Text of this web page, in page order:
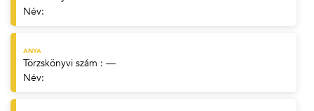
Név:
ANYA
Törzskönyvi szám : —
Név: